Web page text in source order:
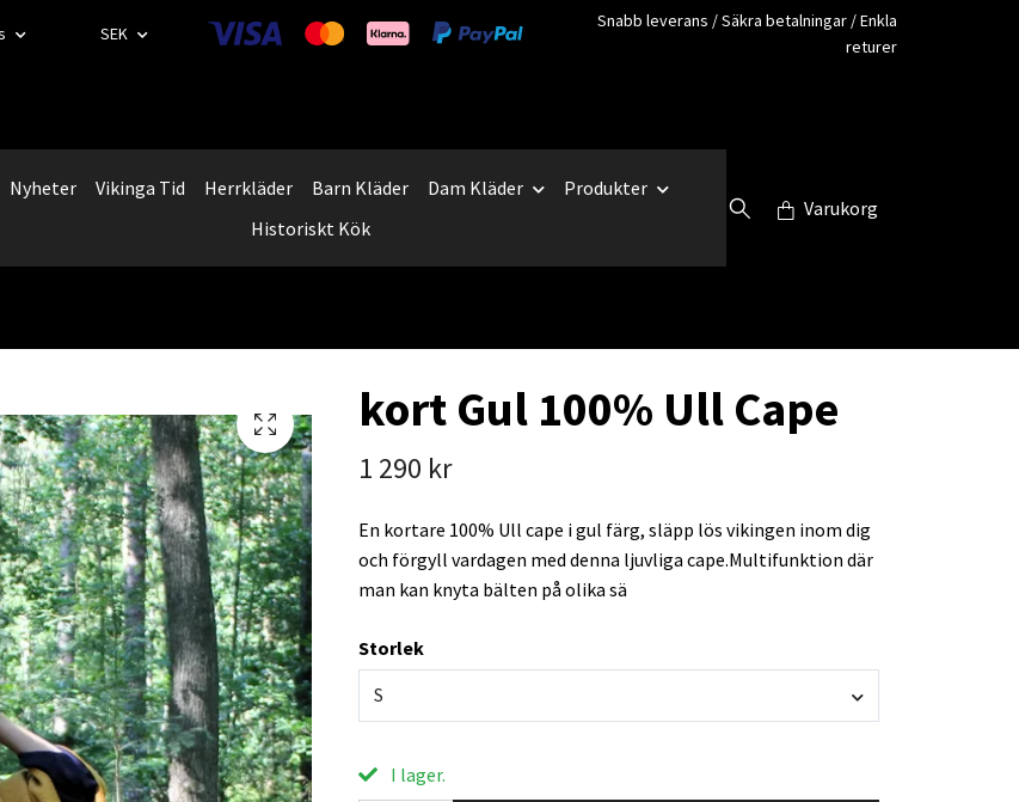
SEK
Snabb leverans / Säkra betalningar / Enkla
returer
Nyheter Vikinga Tid Herrkläder Barn Kläder Dam Kläder
Produkter
Historiskt Kök
Varukorg
kort Gul 100% Ull Cape
1 290 kr
En kortare 100% Ull cape i gul färg, släpp lös vikingen inom dig
och förgyll vardagen med denna ljuvliga cape.Multifunktion där
man kan knyta bälten på olika sä
Storlek
S
I lager.